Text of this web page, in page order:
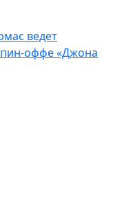
ведет
оффе «Джона